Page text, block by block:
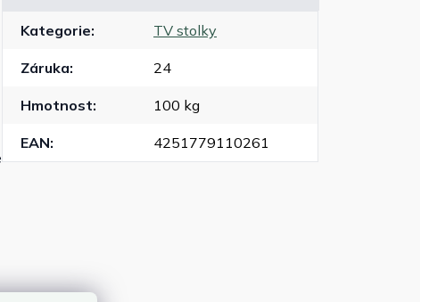
Kategorie: TV stolky
Záruka: 24
Hmotnost: 100 kg
EAN: 4251779110261